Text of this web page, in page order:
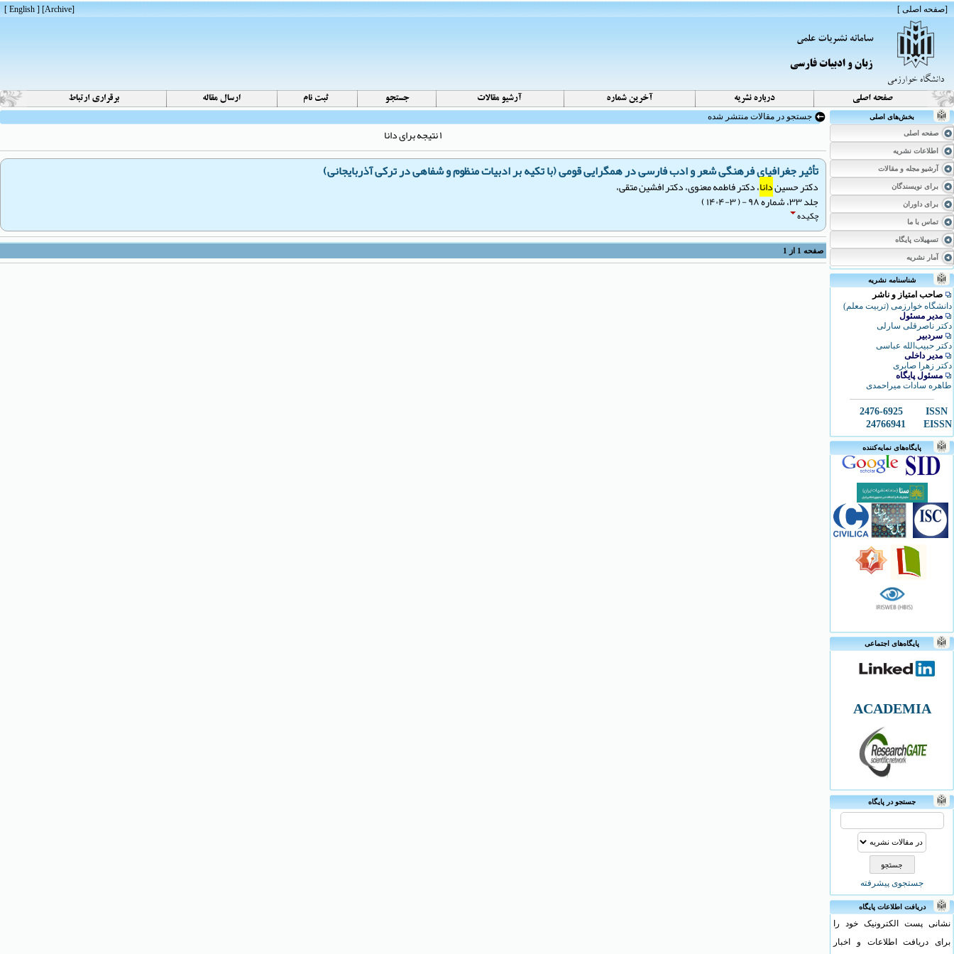
[صفحه اصلی ]
[
Archive
]
[ English ]
بخش‌های اصلی
صفحه اصلی
اطلاعات نشریه
آرشیو مجله و مقالات
برای نویسندگان
برای داوران
تماس با ما
تسهیلات پایگاه
آمار نشریه
شناسنامه نشریه
صاحب امتیاز و ناشر
دانشگاه خوارزمی (تربیت معلم)
مدیر مسئول
دکتر ناصرقلی سارلی
سردبیر
دکتر حبیب‌الله عباسی
مدیر داخلی
دکتر زهرا صابری
مسئول پایگاه
طاهره سادات میراحمدی
ISSN
2476-6925
EISSN
24766941
پایگاه‌های نمایه‌کننده
پایگاه‌های اجتماعی
ACADEMIA
جستجو در پایگاه
جستجوی پیشرفته
دریافت اطلاعات پایگاه
نشانی پست الکترونیک خود را
برای دریافت اطلاعات و اخبار
جستجو در مقالات منتشر شده
۱ نتیجه برای دانا
تأثیر جغرافیای فرهنگی شعر و ادب فارسی در همگرایی قومی (با تکیه بر ادبیات منظوم و شفاهی در ترکی آذربایجانی)
دکتر حسیندانا، دکتر فاطمه معنوی، دکتر افشین متقی،
جلد ۳۳، شماره ۹۸ - ( ۳-۱۴۰۴ )
چکیده
صفحه 1 از 1